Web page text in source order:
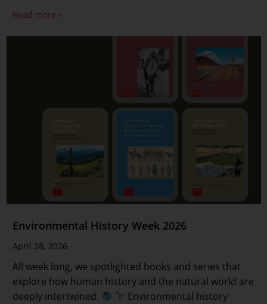
Read more »
Environmental History Week 2026
April 28, 2026
All week long, we spotlighted books and series that
explore how human history and the natural world are
deeply intertwined.
Environmental history